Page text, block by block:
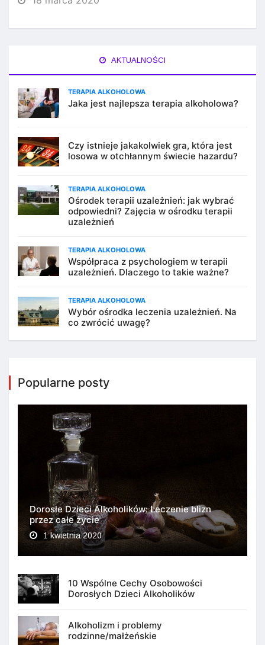
AKTUALNOŚCI
TERAPIA ALKOHOLOWA
Jaka jest najlepsza terapia alkoholowa?
Czy istnieje jakakolwiek gra, która jest
losowa w otchłannym świecie hazardu?
TERAPIA ALKOHOLOWA
Ośrodek terapii uzależnień: jak wybrać
odpowiedni? Zajęcia w ośrodku terapii
uzależnień
TERAPIA ALKOHOLOWA
Współpraca z psychologiem w terapii
uzależnień. Dlaczego to takie ważne?
TERAPIA ALKOHOLOWA
Wybór ośrodka leczenia uzależnień. Na
co zwrócić uwagę?
Popularne posty
Dorosłe Dzieci Alkoholików: Leczenie blizn
przez całe życie
1 kwietnia 2020
10 Wspólne Cechy Osobowości
Dorosłych Dzieci Alkoholików
Alkoholizm i problemy
rodzinne/małżeńskie